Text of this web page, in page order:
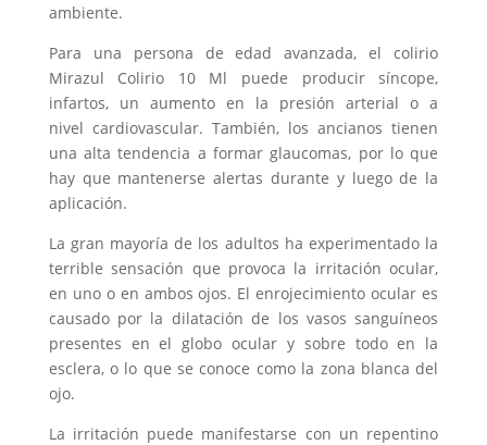
ambiente.
Para una persona de edad avanzada, el colirio
Mirazul Colirio 10 Ml puede producir síncope,
infartos, un aumento en la presión arterial o a
nivel cardiovascular. También, los ancianos tienen
una alta tendencia a formar glaucomas, por lo que
hay que mantenerse alertas durante y luego de la
aplicación.
La gran mayoría de los adultos ha experimentado la
terrible sensación que provoca la irritación ocular,
en uno o en ambos ojos. El enrojecimiento ocular es
causado por la dilatación de los vasos sanguíneos
presentes en el globo ocular y sobre todo en la
esclera, o lo que se conoce como la zona blanca del
ojo.
La irritación puede manifestarse con un repentino